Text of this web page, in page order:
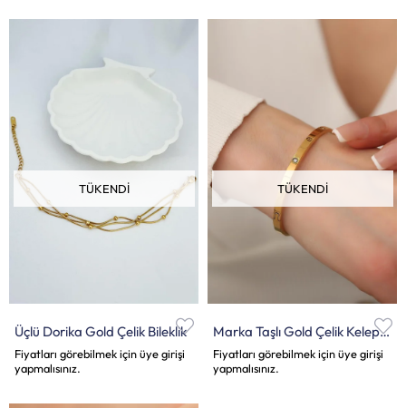
TÜKENDI
Üçlü Dorika Gold Çelik Bileklik
Fiyatları görebilmek için üye girişi
yapmalısınız.
TÜKENDI
Marka Taşlı Gold Çelik Kelepçe Bileklik
Fiyatları görebilmek için üye girişi
yapmalısınız.